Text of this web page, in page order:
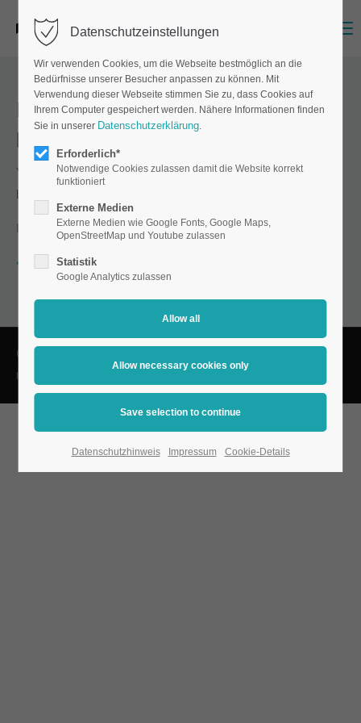
I am not sure. Can I order
product samples?
Yes. Simply order using theenquiry form, stating your address,
by email or telephone. We will be happy to send you a copy.
Last update on 26.06.2024 by Martin Mummel.
Back to the FAQ overview
© Copyright 2026 Matthes & Henze Siebdruck GmbH
Datenschutzeinstellungen
Wir verwenden Cookies, um die Webseite bestmöglich an die
Bedürfnisse unserer Besucher anpassen zu können. Mit
Verwendung dieser Webseite stimmen Sie zu, dass Cookies auf
Ihrem Computer gespeichert werden. Nähere Informationen finden
Sie in unserer Datenschutzerklärung.
Erforderlich*
Notwendige Cookies zulassen damit die Website korrekt
funktioniert
Externe Medien
Externe Medien wie Google Fonts, Google Maps,
OpenStreetMap und Youtube zulassen
Statistik
Google Analytics zulassen
Datenschutzhinweis Impressum Cookie-Details